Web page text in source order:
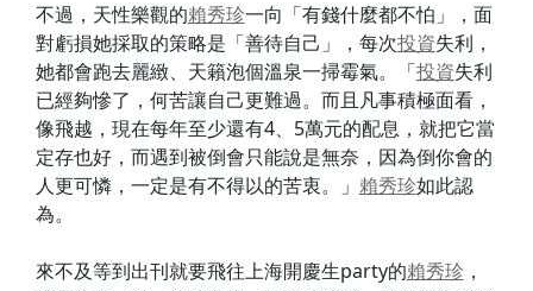
不過，天性樂觀的賴秀珍一向「有錢什麼都不怕」，面
對虧損她採取的策略是「善待自己」，每次投資失利，
她都會跑去麗緻、天籟泡個溫泉一掃霉氣。「投資失利
已經夠慘了，何苦讓自己更難過。而且凡事積極面看，
像飛越，現在每年至少還有4、5萬元的配息，就把它當
定存也好，而遇到被倒會只能說是無奈，因為倒你會的
人更可憐，一定是有不得以的苦衷。」 賴秀珍如此認
為。
來不及等到出刊就要飛往上海開慶生party的賴秀珍 ，